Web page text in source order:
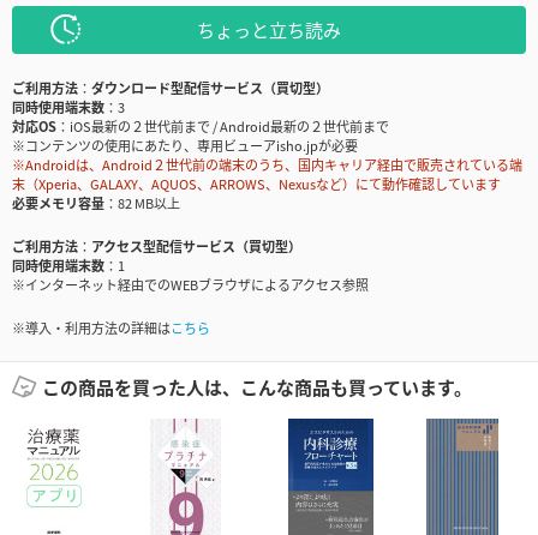
ちょっと立ち読み
ご利用方法
ダウンロード型配信サービス（買切型）
同時使用端末数
3
対応OS
iOS最新の２世代前まで / Android最新の２世代前まで
※コンテンツの使用にあたり、専用ビューアisho.jpが必要
※Androidは、Android２世代前の端末のうち、国内キャリア経由で販売されている端
末（Xperia、GALAXY、AQUOS、ARROWS、Nexusなど）にて動作確認しています
必要メモリ容量
82 MB以上
ご利用方法
アクセス型配信サービス（買切型）
同時使用端末数
1
※インターネット経由でのWEBブラウザによるアクセス参照
※導入・利用方法の詳細はこちら
この商品を買った人は、こんな商品も買っています。